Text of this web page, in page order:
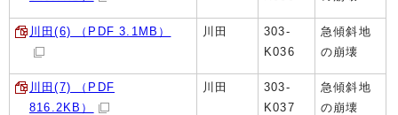
川田(6) （PDF 3.1MB） 川田
303-
K036
急傾斜地
の崩壊
川田(7) （PDF
816.2KB）
川田
303-
K037
急傾斜地
の崩壊